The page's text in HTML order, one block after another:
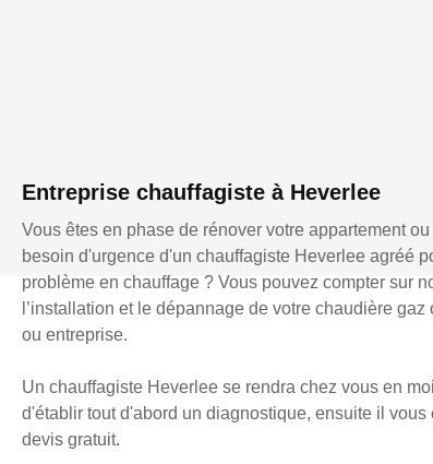
Entreprise chauffagiste à Heverlee
Vous êtes en phase de rénover votre appartement
besoin d'urgence d'un chauffagiste Heverlee agréé
problème en chauffage ? Vous pouvez compter sur
l’installation et le dépannage de votre chaudière
ou entreprise.
Un chauffagiste Heverlee se rendra chez vous en
d'établir tout d'abord un diagnostique, ensuite il vous
devis gratuit.